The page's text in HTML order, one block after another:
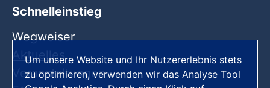
Schnelleinstieg
Wegweiser
Aktuelles
Veranstaltungen
Um unsere Website und Ihr Nutzererlebnis stets
zu optimieren, verwenden wir das Analyse Tool